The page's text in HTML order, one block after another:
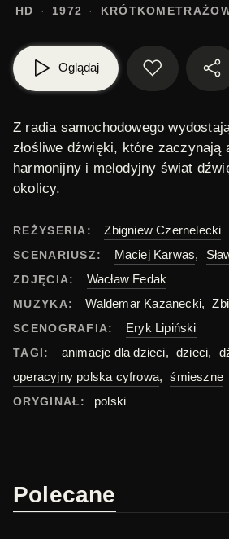
HD 1972
Oglądaj
Z radia samochodowego
złośliwe dźwięki, które zaczynają
harmonijny i melodyjny świat
okolicy.
REŻYSERIA: Zbigniew Czernelecki
SCENARIUSZ: Maciej Karwas,
ZDJĘCIA: Wacław Fedak
MUZYKA: Waldemar Kazanecki,
SCENOGRAFIA: Eryk Lipiński
TAGI: animacje dla dzieci, dzieci,
operacyjny polska cyfrowa, śmieszne
ORYGINAŁ: polski
Polecane